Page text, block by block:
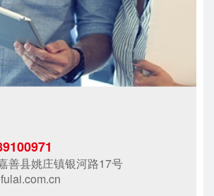
善县姚庄镇银河路17号